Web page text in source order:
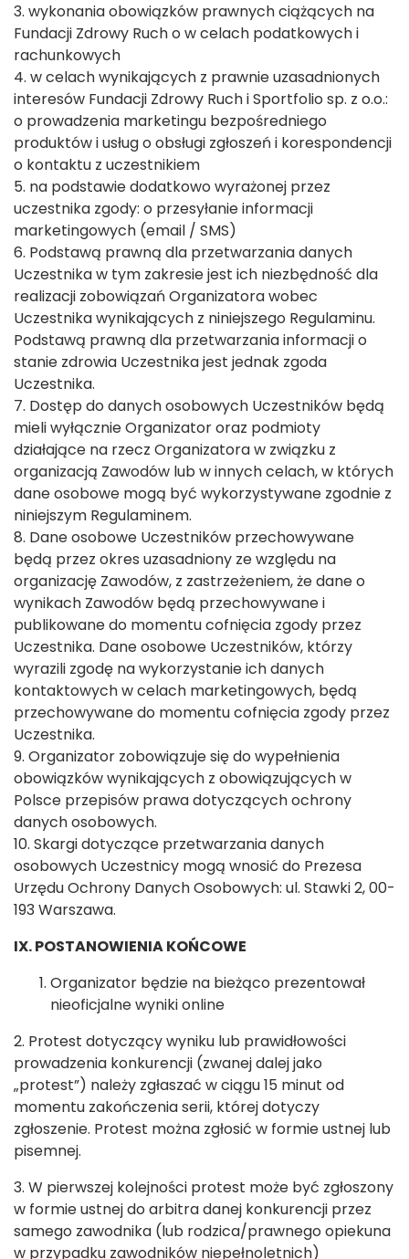
3. wykonania obowiązków prawnych ciążących na
Fundacji Zdrowy Ruch o w celach podatkowych i
rachunkowych
4. w celach wynikających z prawnie uzasadnionych
interesów Fundacji Zdrowy Ruch i Sportfolio sp. z o.o.:
o prowadzenia marketingu bezpośredniego
produktów i usług o obsługi zgłoszeń i korespondencji
o kontaktu z uczestnikiem
5. na podstawie dodatkowo wyrażonej przez
uczestnika zgody: o przesyłanie informacji
marketingowych (email / SMS)
6. Podstawą prawną dla przetwarzania danych
Uczestnika w tym zakresie jest ich niezbędność dla
realizacji zobowiązań Organizatora wobec
Uczestnika wynikających z niniejszego Regulaminu.
Podstawą prawną dla przetwarzania informacji o
stanie zdrowia Uczestnika jest jednak zgoda
Uczestnika.
7. Dostęp do danych osobowych Uczestników będą
mieli wyłącznie Organizator oraz podmioty
działające na rzecz Organizatora w związku z
organizacją Zawodów lub w innych celach, w których
dane osobowe mogą być wykorzystywane zgodnie z
niniejszym Regulaminem.
8. Dane osobowe Uczestników przechowywane
będą przez okres uzasadniony ze względu na
organizację Zawodów, z zastrzeżeniem, że dane o
wynikach Zawodów będą przechowywane i
publikowane do momentu cofnięcia zgody przez
Uczestnika. Dane osobowe Uczestników, którzy
wyrazili zgodę na wykorzystanie ich danych
kontaktowych w celach marketingowych, będą
przechowywane do momentu cofnięcia zgody przez
Uczestnika.
9. Organizator zobowiązuje się do wypełnienia
obowiązków wynikających z obowiązujących w
Polsce przepisów prawa dotyczących ochrony
danych osobowych.
10. Skargi dotyczące przetwarzania danych
osobowych Uczestnicy mogą wnosić do Prezesa
Urzędu Ochrony Danych Osobowych: ul. Stawki 2, 00-
193 Warszawa.
IX. POSTANOWIENIA KOŃCOWE
Organizator będzie na bieżąco prezentował
nieoficjalne wyniki online
2. Protest dotyczący wyniku lub prawidłowości
prowadzenia konkurencji (zwanej dalej jako
„protest”) należy zgłaszać w ciągu 15 minut od
momentu zakończenia serii, której dotyczy
zgłoszenie. Protest można zgłosić w formie ustnej lub
pisemnej.
3. W pierwszej kolejności protest może być zgłoszony
w formie ustnej do arbitra danej konkurencji przez
samego zawodnika (lub rodzica/prawnego opiekuna
w przypadku zawodników niepełnoletnich)